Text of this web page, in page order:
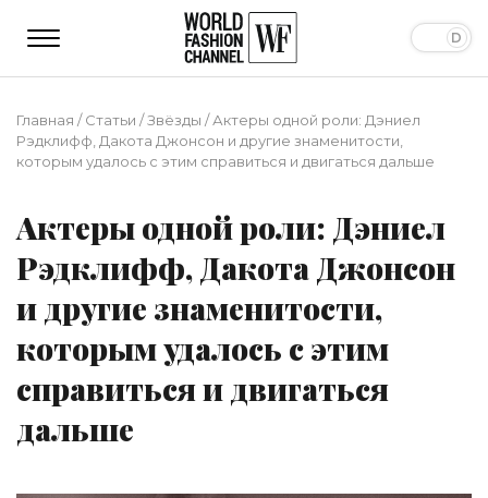
Главная /Статьи /Звёзды /Актеры одной роли: Дэниел
Рэдклифф, Дакота Джонсон и другие знаменитости,
которым удалось с этим справиться и двигаться дальше
Актеры одной роли: Дэниел
Рэдклифф, Дакота Джонсон
и другие знаменитости,
которым удалось с этим
справиться и двигаться
дальше